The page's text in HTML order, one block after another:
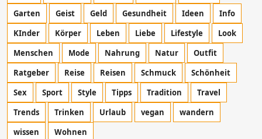
Garten
Geist Geld Gesundheit Ideen
Info
KInder
Körper Leben Liebe Lifestyle
Look
Menschen
Mode Nahrung Natur
Outfit
Ratgeber
Reise Reisen Schmuck
Schönheit
Sex
Sport Style Tipps Tradition
Travel
Trends
Trinken Urlaub vegan
wandern
wissen
Wohnen